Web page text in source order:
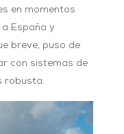
en momentos
España y
breve, puso de
con sistemas de
robusta.